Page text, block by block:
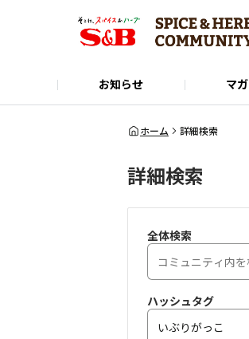
お知らせ マ
Instagram
SPICE&HERB
使い方ガイド
ホーム 詳細検索
詳細検索
全体検索
ハッシュタグ